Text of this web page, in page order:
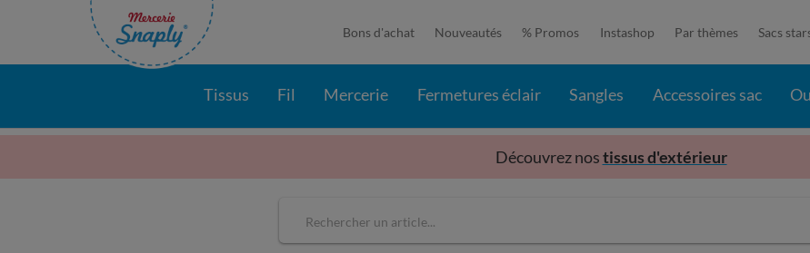
Bons d'achat Nouveautés % Promos Instashop Par thèmes Sacs
Tissus Fil Mercerie Fermetures éclair Sangles Accessoires sac
Découvrez nostissus d'extérieur